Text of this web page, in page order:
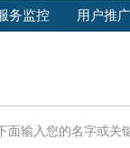
务监控 用户推广
输入您的名字或关